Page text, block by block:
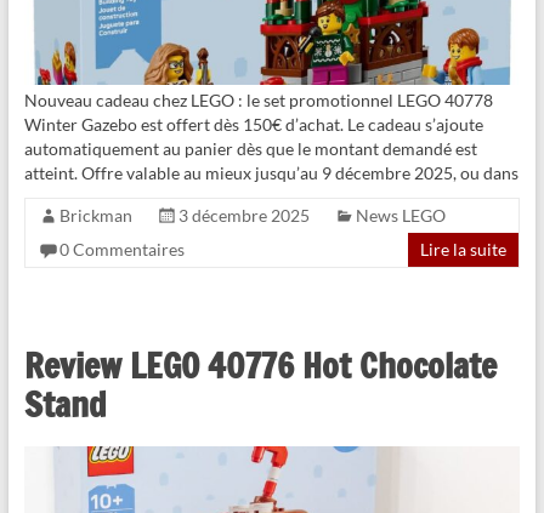
Nouveau cadeau chez LEGO : le set promotionnel LEGO 40778
Winter Gazebo est offert dès 150€ d’achat. Le cadeau s’ajoute
automatiquement au panier dès que le montant demandé est
atteint. Offre valable au mieux jusqu’au 9 décembre 2025, ou dans
Brickman 3 décembre 2025
News LEGO
0 Commentaires
Lire la suite
Review LEGO 40776 Hot Chocolate
Stand